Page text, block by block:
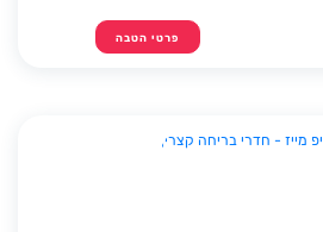
פרטי הטבה